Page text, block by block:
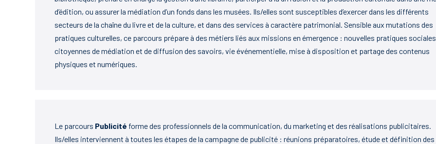
d’édition, ou assurer la médiation d’un fonds dans les musées. Ils/elles sont susceptibles d’exercer dans les différents
secteurs de la chaîne du livre et de la culture, et dans des services à caractère patrimonial. Sensible aux mutations des
pratiques culturelles, ce parcours prépare à des métiers liés aux missions en émergence : nouvelles pratiques
citoyennes de médiation et de diffusion des savoirs, vie événementielle, mise à disposition et partage des contenus
physiques et numériques.
Le parcours Publicité forme des professionnels de la communication, du marketing et des réalisations publicitaires.
Ils/elles interviennent à toutes les étapes de la campagne de publicité : réunions préparatoires, étude et définition des